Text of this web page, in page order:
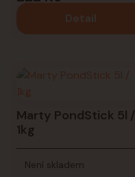
Detail
Marty PondStick 5l /
1kg
Není skladem